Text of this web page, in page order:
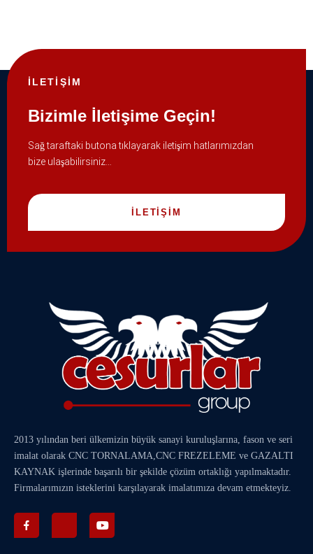
İLETİŞİM
Bizimle İletişime Geçin!
Sağ taraftaki butona tıklayarak iletişim hatlarımızdan
bize ulaşabilirsiniz…
İLETİŞİM
2013 yılından beri ülkemizin büyük sanayi kuruluşlarına, fason ve seri
imalat olarak CNC TORNALAMA CNC FREZELEME ve GAZALTI
KAYNAK işlerinde başarılı bir şekilde çözüm ortaklığı yapılmaktadır.
Firmalarımızın isteklerini karşılayarak imalatımıza devam etmekteyiz.